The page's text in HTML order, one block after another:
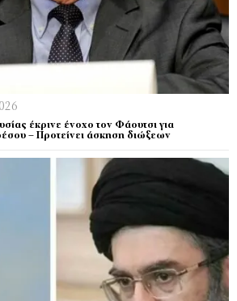
έκρινε ένοχο τον Φάουτσι για
– Προτείνει άσκηση διώξεων